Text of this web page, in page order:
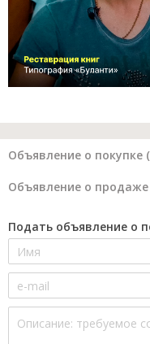
Объявление о покупке
Объявление о продаже
Подать объявление о